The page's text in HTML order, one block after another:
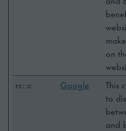
on
rc::c Google
This
to
and